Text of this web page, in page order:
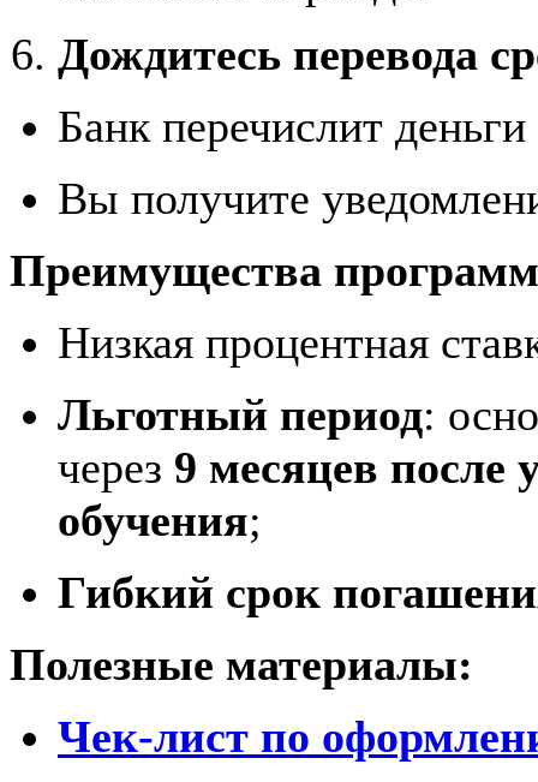
Дождитесь перевода
Банк перечислит
Вы получите
Преимущества
Низкая процентная
Льготный период:
через 9 месяцев после у
обучения;
Гибкий срок
Полезные материалы:
Чек-лист по